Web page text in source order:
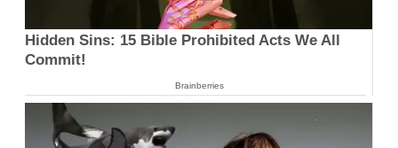
Hidden Sins: 15 Bible Prohibited Acts We All
Commit!
Brainberries